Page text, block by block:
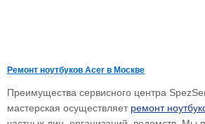
Ремонт ноутбуков Acer в Москве
Преимущества сервисного центра
мастерская осуществляет ремонт